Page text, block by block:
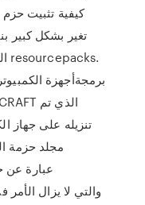
كيفية تثبيت
تغير بشكل كبير
تنزيله على جهاز
مجلد حزمة